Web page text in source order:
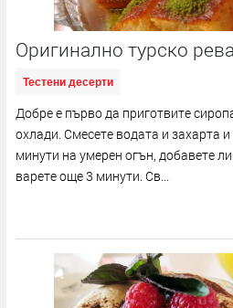
Оригинално турско
Тестени десерти
Добре е първо да приготвите
охлади. Смесете водата и захарта
минути на умерен огън, добавете
варете още 3 минути. Св...